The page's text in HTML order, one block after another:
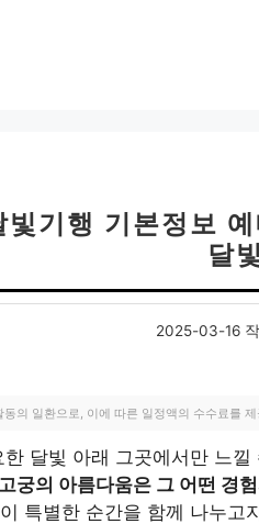
빛기행 기본정보
달
2025-03-16
의 일환으로, 이에 따른 일정액의 수수료를
달빛 아래 그곳에서만 느
궁의 아름다움은 그 어떤 경
특별한 순간을 함께 나누고